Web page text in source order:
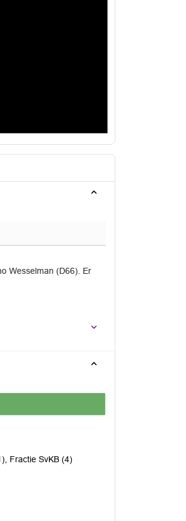
Wesselman (D66). Er
Fractie SvKB (4)